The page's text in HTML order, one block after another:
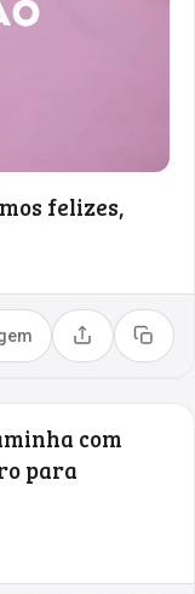
felizes,
Compartilhar
Copiar
com
para